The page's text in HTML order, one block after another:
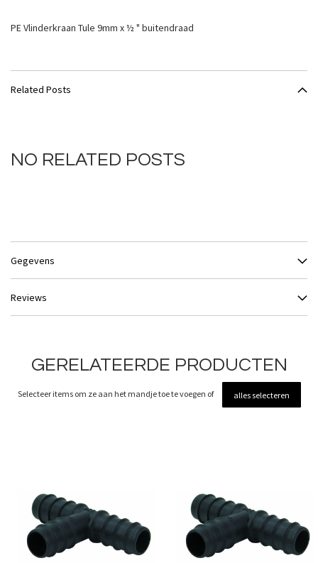
PE Vlinderkraan Tule 9mm x ½ " buitendraad
Related Posts
NO RELATED POSTS
Gegevens
Reviews
GERELATEERDE PRODUCTEN
Selecteer items om ze aan het mandje toe te voegen of alles selecteren